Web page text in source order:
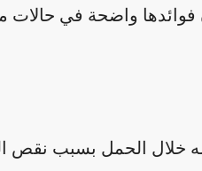
واضحة في حالات